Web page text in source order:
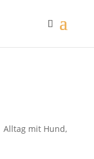
Alltag mit Hund,